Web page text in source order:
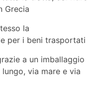
Grecia
la
per i beni trasportati
a un imballaggio
via mare e via